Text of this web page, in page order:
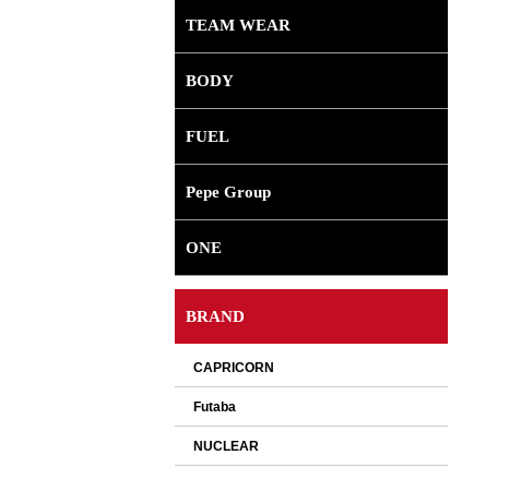
TEAM WEAR
BODY
FUEL
Pepe Group
ONE
BRAND